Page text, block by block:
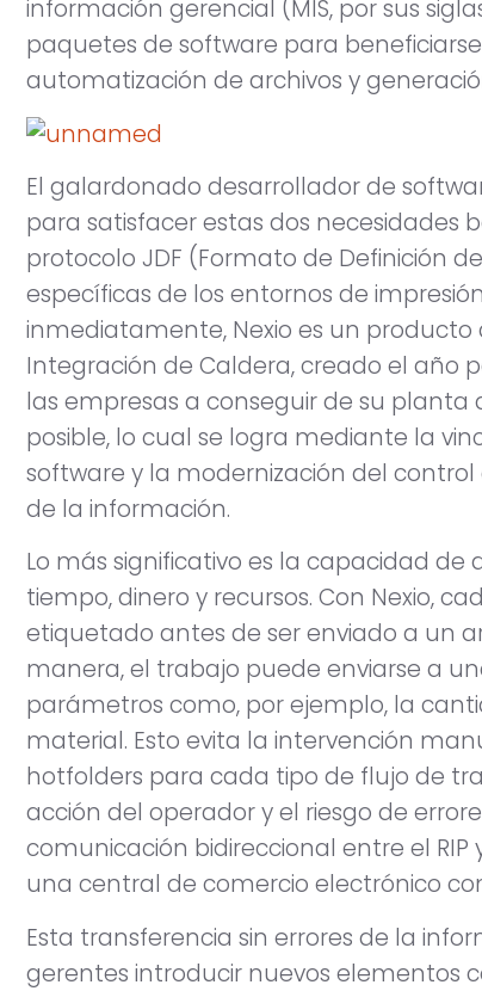
información gerencial (MIS, por sus
paquetes de software para
automatización de archivos y
El galardonado desarrollador de
para satisfacer estas dos necesidades
protocolo JDF (Formato de Definición
específicas de los entornos de
inmediatamente, Nexio es un
Integración de Caldera, creado el año
las empresas a conseguir de su
posible, lo cual se logra mediante la
software y la modernización del
de la información.
Lo más significativo es la capacidad
tiempo, dinero y recursos. Con Nexio,
etiquetado antes de ser enviado a un
manera, el trabajo puede enviarse a
parámetros como, por ejemplo, la
material. Esto evita la intervención
hotfolders para cada tipo de flujo de
acción del operador y el riesgo de
comunicación bidireccional entre el RIP
una central de comercio electrónico
Esta transferencia sin errores de la
gerentes introducir nuevos elementos